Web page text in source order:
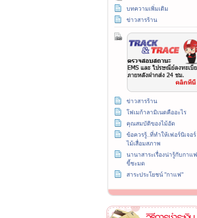
บทความเพิ่มเติม
ข่าวสารร้าน
ข่าวสารร้าน
โฟเมก้าลามิเนตคืออะไร
คุณสมบัติของไม้อัด
ข้อควรรู้..ที่ทำให้เฟอร์นิเจอร์
ไม้เสื่อมสภาพ
นานาสาระเรื่องน่ารู้กับกาแฟ
ขี้ชะมด
สาระประโยชน์ "กาแฟ"